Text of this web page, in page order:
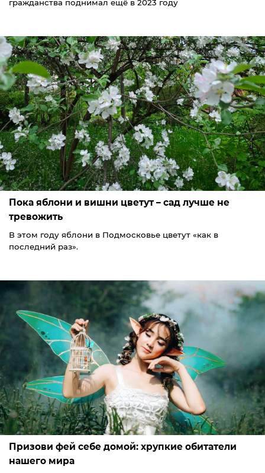
гражданства поднимал ещё в 2023 году
Пока яблони и вишни цветут – сад лучше не
тревожить
В этом году яблони в Подмосковье цветут «как в
последний раз».
Призови фей себе домой: хрупкие обитатели
нашего мира